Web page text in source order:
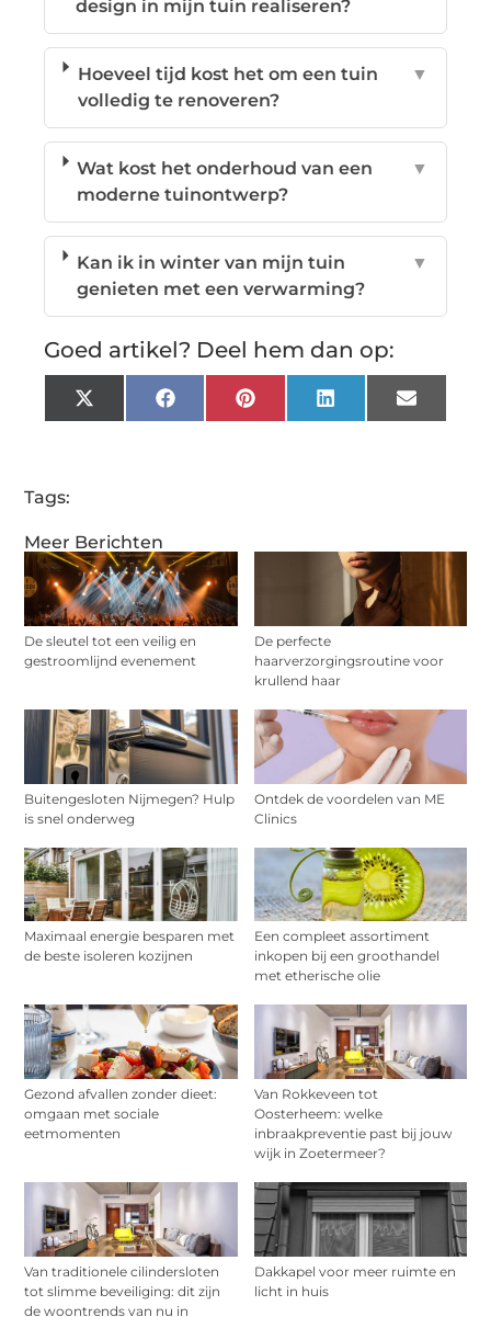
Meer Berichten
De sleutel tot een veilig en
gestroomlijnd evenement
De perfecte
haarverzorgingsroutine voor
krullend haar
Buitengesloten Nijmegen? Hulp
is snel onderweg
Ontdek de voordelen van ME
Clinics
Maximaal energie besparen met
de beste isoleren kozijnen
Een compleet assortiment
inkopen bij een groothandel
met etherische olie
Gezond afvallen zonder dieet:
omgaan met sociale
eetmomenten
Van Rokkeveen tot
Oosterheem: welke
inbraakpreventie past bij jouw
wijk in Zoetermeer?
Van traditionele cilindersloten
tot slimme beveiliging: dit zijn
de woontrends van nu in
Dakkapel voor meer ruimte en
licht in huis
design in mijn tuin realiseren?
Hoeveel tijd kost het om een tuin
volledig te renoveren?
▼
Wat kost het onderhoud van een
moderne tuinontwerp?
▼
Kan ik in winter van mijn tuin
genieten met een verwarming?
▼
Goed artikel? Deel hem dan op:
X
(Twitter)
FacebookPinterestLinkedInEmail
Tags: